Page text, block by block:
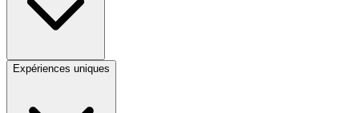
Expériences uniques